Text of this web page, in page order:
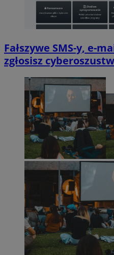
Fałszywe SMS-y, e-
zgłosisz